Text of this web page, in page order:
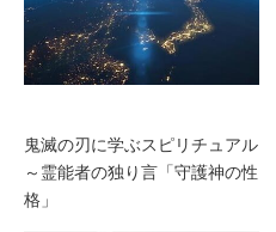
鬼滅の刃に学ぶスピリチュアル
～霊能者の独り言「守護神の性
格」